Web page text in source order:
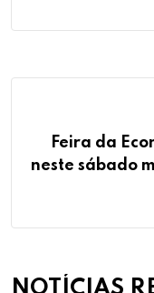
Feira da
neste sábado